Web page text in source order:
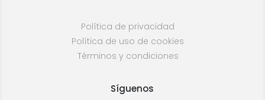
Política de privacidad
Política de uso de cookies
Términos y condiciones
Síguenos